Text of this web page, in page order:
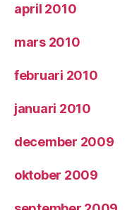
april 2010
mars 2010
februari 2010
januari 2010
december 2009
oktober 2009